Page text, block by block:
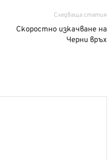
Следваща статия
Скоростно изкачване на
Черни връх